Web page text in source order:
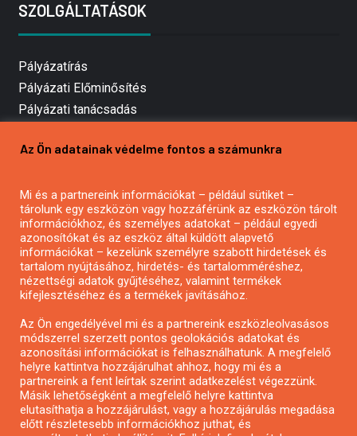
SZOLGÁLTATÁSOK
Pályázatírás
Pályázati Előminősítés
Pályázati tanácsadás
Mezőgazdasági pályázatírás
Pályázatírás civil szervezeteknek
Pályázatírás önkormányzatoknak
Pályázatfigyelés
Specifikus pályázatfigyelés vagy hírlevél
Pályázatok magánszemélyeknek
Pályázatok civil szervezeteknek
Pályázatok vállalkozásoknak
Önkormányzati pályázatok
Az Ön adatainak védelme fontos a számunkra
Mi és a partnereink információkat – például sütiket –
tárolunk egy eszközön vagy hozzáférünk az eszközön tárolt
információkhoz, és személyes adatokat – például egyedi
azonosítókat és az eszköz által küldött alapvető
információkat – kezelünk személyre szabott hirdetések és
tartalom nyújtásához, hirdetés- és tartalomméréshez,
nézettségi adatok gyűjtéséhez, valamint termékek
kifejlesztéséhez és a termékek javításához.
Az Ön engedélyével mi és a partnereink eszközleolvasásos
módszerrel szerzett pontos geolokációs adatokat és
azonosítási információkat is felhasználhatunk. A megfelelő
helyre kattintva hozzájárulhat ahhoz, hogy mi és a
partnereink a fent leírtak szerint adatkezelést végezzünk.
Másik lehetőségként a megfelelő helyre kattintva
elutasíthatja a hozzájárulást, vagy a hozzájárulás megadása
előtt részletesebb információkhoz juthat, és